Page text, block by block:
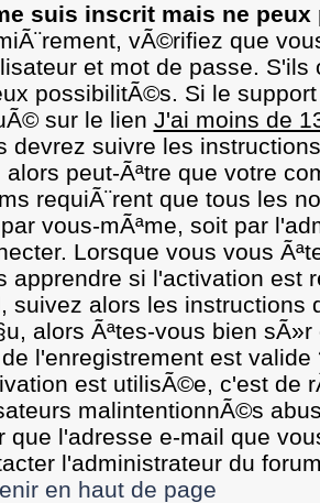
suis inscrit mais ne peux
vÃ©rifiez que
et mot de passe.
possibilitÃ©s. Si le
sur le lien J'ai moins de
devrez suivre les
alors peut-Ãªtre que votre
requiÃ¨rent que tous les
vous-mÃªme, soit par
Lorsque vous vous
apprendre si l'activation est
suivez alors les instructions
alors Ãªtes-vous bien
l'enregistrement est
est utilisÃ©e, c'est de
malintentionnÃ©s
que l'adresse e-mail que
l'administrateur du
en haut de page